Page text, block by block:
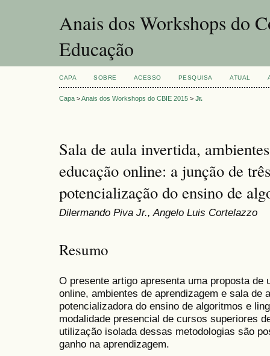
Anais dos Workshops do
Educação
CAPA SOBRE ACESSO PESQUISA ATUAL
Capa >Anais dos Workshops do CBIE 2015 > Jr.
Sala de aula invertida,
educação online: a junção de
potencialização do ensino de
Dilermando Piva Jr., Angelo Luis Cortelazzo
Resumo
O presente artigo apresenta uma proposta de
online, ambientes de aprendizagem e sala de
potencializadora do ensino de algoritmos e
modalidade presencial de cursos superiores
utilização isolada dessas metodologias são
ganho na aprendizagem.